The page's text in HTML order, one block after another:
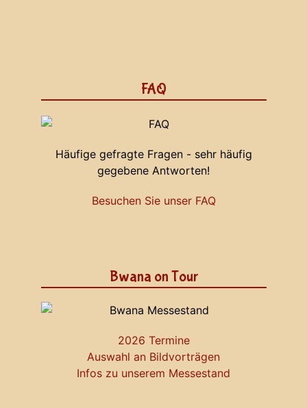
FAQ
Häufige gefragte Fragen - sehr häufig
gegebene Antworten!
Besuchen Sie unser FAQ
Bwana on Tour
2026 Termine
Auswahl an Bildvorträgen
Infos zu unserem Messestand